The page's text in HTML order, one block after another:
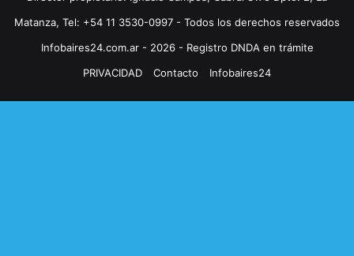
Matanza, Tel: +54 11 3530-0997 - Todos los derechos reservados
Infobaires24.com.ar - 2026 - Registro DNDA en trámite
PRIVACIDAD
Contacto Infobaires24